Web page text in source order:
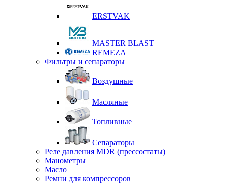
ERSTVAK
MASTER BLAST
REMEZA
Фильтры и сепараторы
Воздушные
Масляные
Топливные
Сепараторы
Реле давления MDR (прессостаты)
Манометры
Масло
Ремни для компрессоров